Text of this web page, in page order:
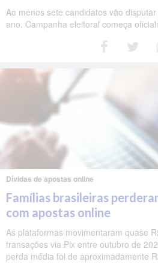
Ao menos sete candidatos vão
ano. Campanha eleitoral começa
Dívidas de apostas online
Famílias brasileiras
com apostas online
As plataformas movimentaram quase
transações via Pix entre outubro de
perda média foi de aproximadamente